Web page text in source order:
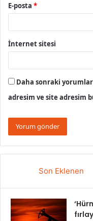
E-posta *
İnternet sitesi
Daha sonraki
adresim ve site adresim
Son Eklenen